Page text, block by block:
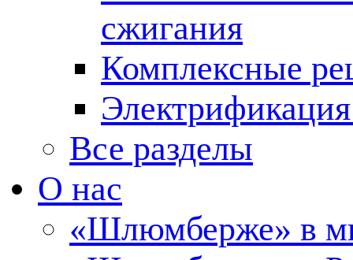
сжигания
Комплексные
Все разделы
О нас
«Шлюмберже» в